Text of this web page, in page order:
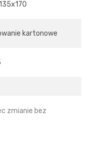
kartonowe
zmianie bez